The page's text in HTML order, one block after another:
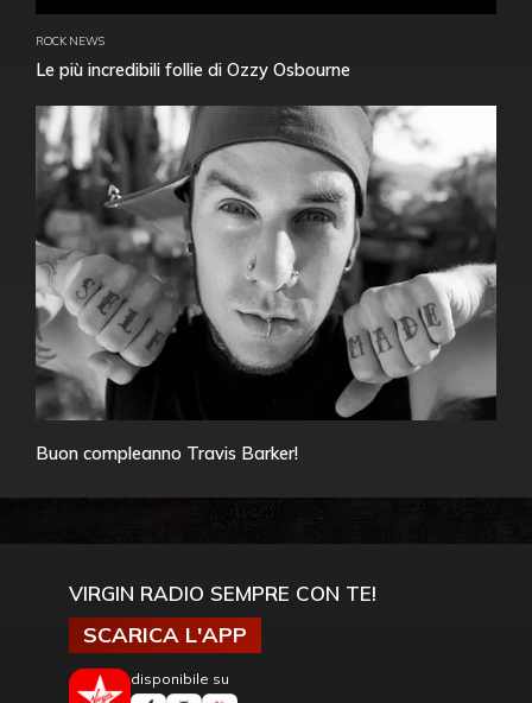
ROCK NEWS
Le più incredibili follie di Ozzy Osbourne
Buon compleanno Travis Barker!
VIRGIN RADIO SEMPRE CON TE!
SCARICA L'APP
disponibile su